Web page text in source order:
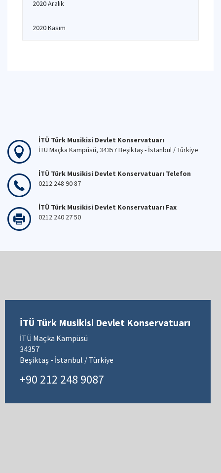
2020 Aralık
2020 Kasım
İTÜ Türk Musikisi Devlet Konservatuarı
İTÜ Maçka Kampüsü, 34357 Beşiktaş - İstanbul / Türkiye
İTÜ Türk Musikisi Devlet Konservatuarı Telefon
0212 248 90 87
İTÜ Türk Musikisi Devlet Konservatuarı Fax
0212 240 27 50
İTÜ Türk Musikisi Devlet Konservatuarı
İTÜ Maçka Kampüsü
34357
Beşiktaş - İstanbul / Türkiye
+90 212 248 9087